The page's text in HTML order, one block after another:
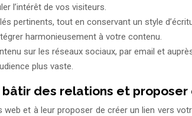
l’intérêt de vos visiteurs.
pertinents, tout en conservant un style
harmonieusement à votre contenu.
sur les réseaux sociaux, par email et
plus vaste.
des relations et proposer
et à leur proposer de créer un lien vers